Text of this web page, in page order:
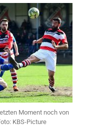
Moment noch von
KBS-Picture